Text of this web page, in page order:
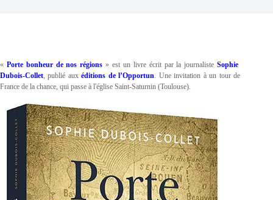
« Porte bonheur de nos régions » est un livre écrit par la journalisteSophie
Dubois-Collet, publié auxéditions de l’Opportun. Une invitation à un tour de
France de la chance, qui passe à l'église Saint-Saturnin (Toulouse).